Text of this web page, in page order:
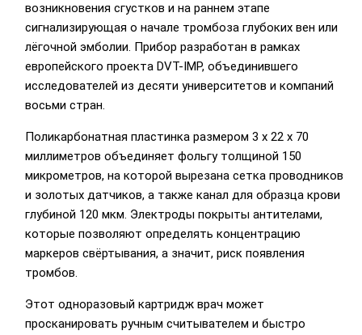
возникновения сгустков и на раннем этапе
сигнализирующая о начале тромбоза глубоких вен или
лёгочной эмболии. Прибор разработан в рамках
европейского проекта DVT-IMP, объединившего
исследователей из десяти университетов и компаний
восьми стран.
Поликарбонатная пластинка размером 3 х 22 х 70
миллиметров объединяет фольгу толщиной 150
микрометров, на которой вырезана сетка проводников
и золотых датчиков, а также канал для образца крови
глубиной 120 мкм. Электроды покрыты антителами,
которые позволяют определять концентрацию
маркеров свёртывания, а значит, риск появления
тромбов.
Этот одноразовый картридж врач может
просканировать ручным считывателем и быстро